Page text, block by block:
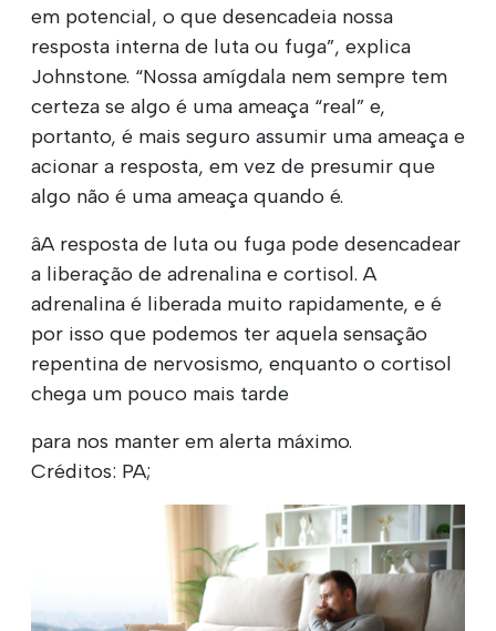
em potencial, o que desencadeia nossa
resposta interna de luta ou fuga”, explica
Johnstone. “Nossa amígdala nem sempre tem
certeza se algo é uma ameaça “real” e,
portanto, é mais seguro assumir uma ameaça e
acionar a resposta, em vez de presumir que
algo não é uma ameaça quando é.
âA resposta de luta ou fuga pode desencadear
a liberação de adrenalina e cortisol. A
adrenalina é liberada muito rapidamente, e é
por isso que podemos ter aquela sensação
repentina de nervosismo, enquanto o cortisol
chega um pouco mais tarde
para nos manter em alerta máximo.
Créditos: PA;